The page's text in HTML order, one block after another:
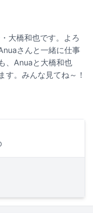
大橋和也です。よろ
さんと一緒に仕事
、Anuaと大橋和也
す。みんな見てね～！